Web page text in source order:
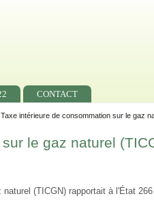
CONTACT
intérieure de consommation sur le gaz
le gaz naturel
(TICGN) rapportait à l'État